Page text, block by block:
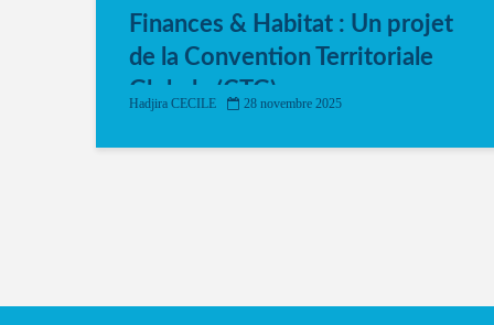
Finances & Habitat : Un projet
de la Convention Territoriale
Globale (CTG)
Hadjira CECILE 28 novembre 2025